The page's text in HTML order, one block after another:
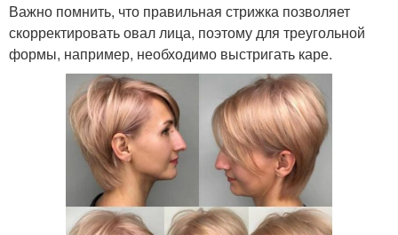
Важно помнить, что правильная стрижка позволяет
скорректировать овал лица, поэтому для треугольной
формы, например, необходимо выстригать каре.